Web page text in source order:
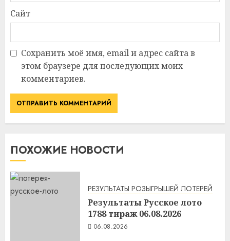
Сайт
Сохранить моё имя, email и адрес сайта в
этом браузере для последующих моих
комментариев.
ПОХОЖИЕ НОВОСТИ
РЕЗУЛЬТАТЫ РОЗЫГРЫШЕЙ ЛОТЕРЕЙ
Результаты Русское лото
1788 тираж 06.08.2026
06.08.2026